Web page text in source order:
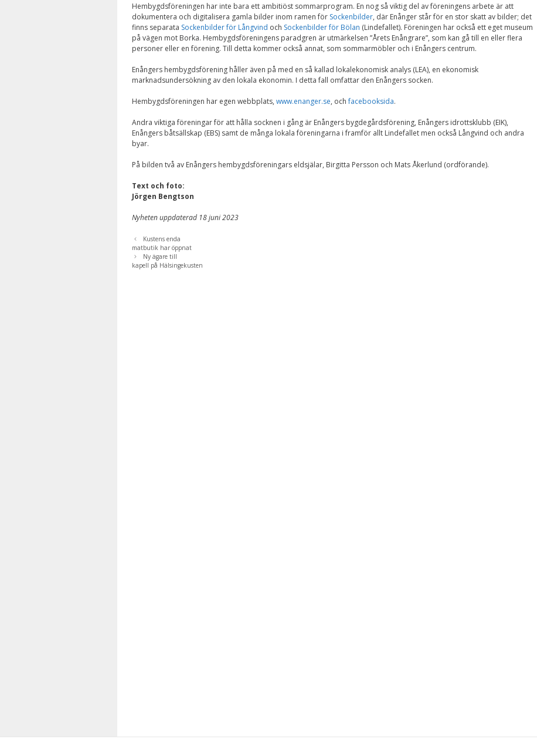
Hembygdsföreningen har inte bara ett ambitiöst sommarprogram. En nog så viktig del av föreningens arbete är att
dokumentera och digitalisera gamla bilder inom ramen för Sockenbilder, där Enånger står för en stor skatt av bilder; det
finns separata Sockenbilder för Långvind och Sockenbilder för Bölan (Lindefallet). Föreningen har också ett eget museum
på vägen mot Borka. Hembygdsföreningens paradgren är utmärkelsen ”Årets Enångrare”, som kan gå till en eller flera
personer eller en förening. Till detta kommer också annat, som sommarmöbler och i Enångers centrum.
Enångers hembygdsförening håller även på med en så kallad lokalekonomisk analys (LEA), en ekonomisk
marknadsundersökning av den lokala ekonomin. I detta fall omfattar den Enångers socken.
Hembygdsföreningen har egen webbplats, www.enanger.se, ochfacebooksida.
Andra viktiga föreningar för att hålla socknen i gång är Enångers bygdegårdsförening, Enångers idrottsklubb (EIK),
Enångers båtsällskap (EBS) samt de många lokala föreningarna i framför allt Lindefallet men också Långvind och andra
byar.
På bilden två av Enångers hembygdsföreningars eldsjälar, Birgitta Persson och Mats Åkerlund (ordförande).
Text och foto:
Jörgen Bengtson
Nyheten uppdaterad 18 juni 2023
Kustens enda
matbutik har öppnat
Ny ägare till
kapell på Hälsingekusten